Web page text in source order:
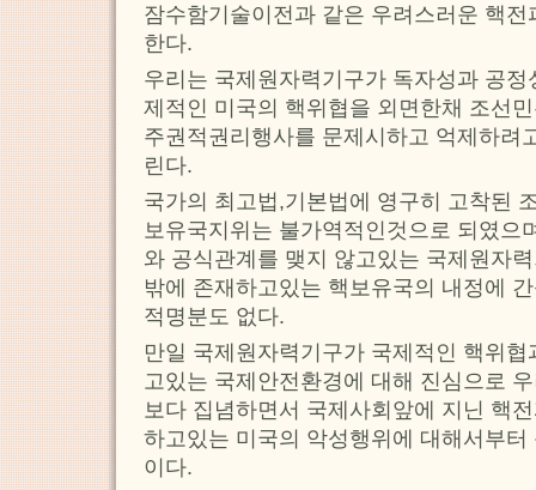
잠수함기술이전과 같은 우려스러운 핵
한다.
우리는 국제원자력기구가 독자성과 공
제적인 미국의 핵위협을 외면한채 조선
주권적권리행사를 문제시하고 억제하려
린다.
국가의 최고법,기본법에 영구히 고착된
보유국지위는 불가역적인것으로 되였으
와 공식관계를 맺지 않고있는 국제원자
밖에 존재하고있는 핵보유국의 내정에
적명분도 없다.
만일 국제원자력기구가 국제적인 핵위
고있는 국제안전환경에 대해 진심으로
보다 집념하면서 국제사회앞에 지닌 핵
하고있는 미국의 악성행위에 대해서부
이다.